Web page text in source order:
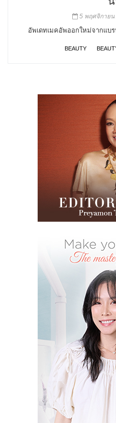
5 พฤศจิกายน
อัพเดทเมคอัพออกใหม่จากแบ
BEAUTY